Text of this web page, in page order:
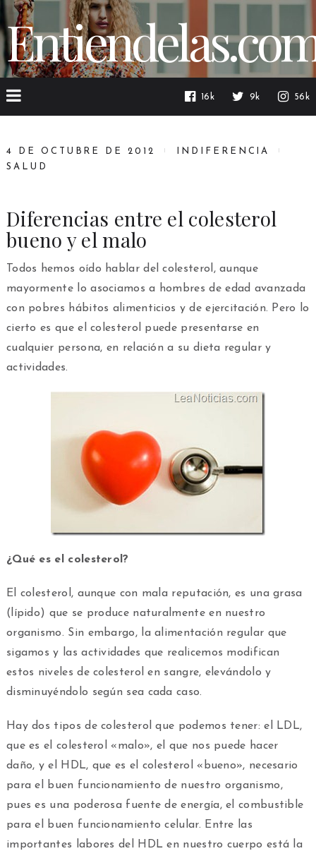
16k 9k 56k
4 DE OCTUBRE DE 2012
INDIFERENCIA
SALUD
Diferencias entre el colesterol
bueno y el malo
Todos hemos oído hablar del colesterol, aunque
mayormente lo asociamos a hombres de edad avanzada
con pobres hábitos alimenticios y de ejercitación. Pero lo
cierto es que el colesterol puede presentarse en
cualquier persona, en relación a su dieta regular y
actividades.
¿Qué es el colesterol?
El colesterol, aunque con mala reputación, es una grasa
(lípido) que se produce naturalmente en nuestro
organismo. Sin embargo, la alimentación regular que
sigamos y las actividades que realicemos modifican
estos niveles de colesterol en sangre, elevándolo y
disminuyéndolo según sea cada caso.
Hay dos tipos de colesterol que podemos tener: el LDL,
que es el colesterol «malo», el que nos puede hacer
daño, y el HDL, que es el colesterol «bueno», necesario
para el buen funcionamiento de nuestro organismo,
pues es una poderosa fuente de energía, el combustible
para el buen funcionamiento celular. Entre las
importantes labores del HDL en nuestro cuerpo está la